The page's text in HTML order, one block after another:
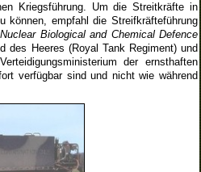
Kriegsführung. Um die Streitkräfte in
können, empfahl die Streifkräfteführung
Biological and Chemical Defence
des Heeres (Royal Tank Regiment) und
der ernsthaften
verfügbar sind und nicht wie während